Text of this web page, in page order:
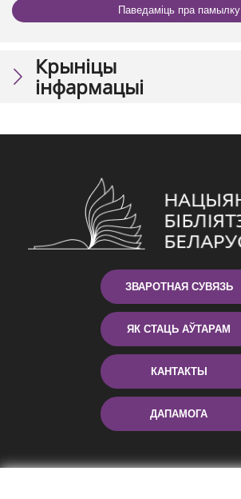
Паведаміць пра памылку
Крыніцы
інфармацыі
ЗВАРОТНАЯ СУВЯЗЬ
ЯК СТАЦЬ АЎТАРАМ
КАНТАКТЫ
ДАПАМОГА